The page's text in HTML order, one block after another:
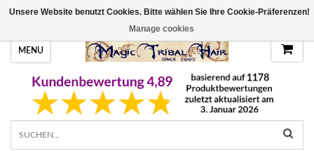
HANDGEFERTIGTE HAARTEILE, DEINE FARBE
MENU
Unsere Website benutzt Cookies. Bitte wählen Sie Ihre Cookie-Präferenzen!
Manage cookies